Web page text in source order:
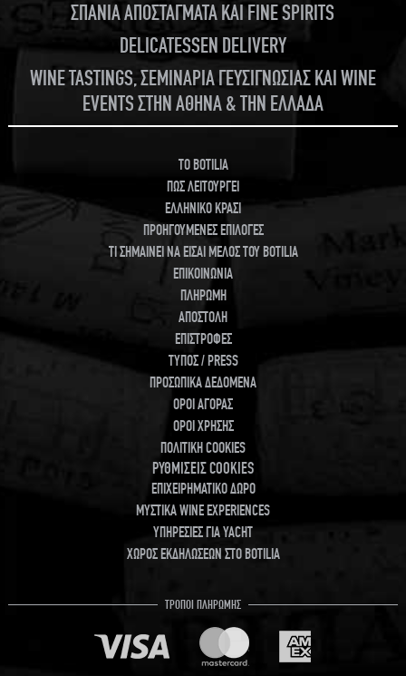
ΣΠΑΝΙΑ ΑΠΟΣΤΑΓΜΑΤΑ ΚΑΙ FINE SPIRITS
DELICATESSEN DELIVERY
WINE TASTINGS, ΣΕΜΙΝΑΡΙΑ ΓΕΥΣΙΓΝΩΣΙΑΣ ΚΑΙ WINE
EVENTS ΣΤΗΝ ΑΘΗΝΑ & ΤΗΝ ΕΛΛΑΔΑ
TO BOTILIA
ΠΩΣ ΛΕΙΤΟΥΡΓΕΙ
ΕΛΛΗΝΙΚΟ ΚΡΑΣΙ
ΠΡΟΗΓΟΥΜΕΝΕΣ ΕΠΙΛΟΓΕΣ
ΤΙ ΣΗΜΑΙΝΕΙ ΝΑ ΕΙΣΑΙ ΜΕΛΟΣ ΤΟΥ BOTILIA
ΕΠΙΚΟΙΝΩΝΙΑ
ΠΛΗΡΩΜΗ
ΑΠΟΣΤΟΛΗ
ΕΠΙΣΤΡΟΦΕΣ
ΤΥΠΟΣ / PRESS
ΠΡΟΣΩΠΙΚΑ ΔΕΔΟΜΕΝΑ
ΟΡΟΙ ΑΓΟΡΑΣ
ΟΡΟΙ ΧΡΗΣΗΣ
ΠΟΛΙΤΙΚΗ COOKIES
ΡΥΘΜΙΣΕΙΣ COOKIES
ΕΠΙΧΕΙΡΗΜΑΤΙΚΟ ΔΩΡΟ
ΜΥΣΤΙΚΑ WINE EXPERIENCES
ΥΠΗΡΕΣΙΕΣ ΓΙΑ YACHT
ΧΩΡΟΣ ΕΚΔΗΛΩΣΕΩΝ ΣΤΟ BOTILIA
ΤΡΟΠΟΙ ΠΛΗΡΩΜΗΣ